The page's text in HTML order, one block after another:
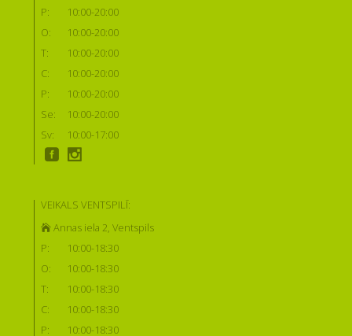
P:
10:00-20:00
O:
10:00-20:00
T:
10:00-20:00
C:
10:00-20:00
P:
10:00-20:00
Se:
10:00-20:00
Sv:
10:00-17:00
VEIKALS VENTSPILĪ:
Annas iela 2, Ventspils
P:
10:00-18:30
O:
10:00-18:30
T:
10:00-18:30
C:
10:00-18:30
P:
10:00-18:30